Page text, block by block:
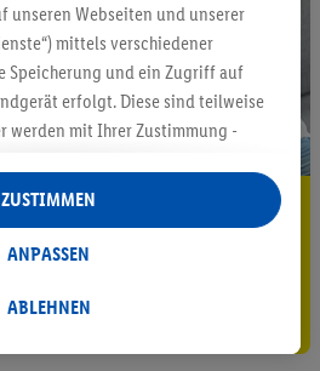
sparen³²ᵃ
Newsletter anmelden
sichern!
unseren Webseiten und unserer
mittels verschiedener
Speicherung und ein Zugriff auf
erfolgt. Diese sind teilweise
werden mit Ihrer Zustimmung -
mit dem IAB TCF
personalisierte Werbung
Werbung werden
ABLEHNEN
ANPASSEN
ZUSTIMMEN